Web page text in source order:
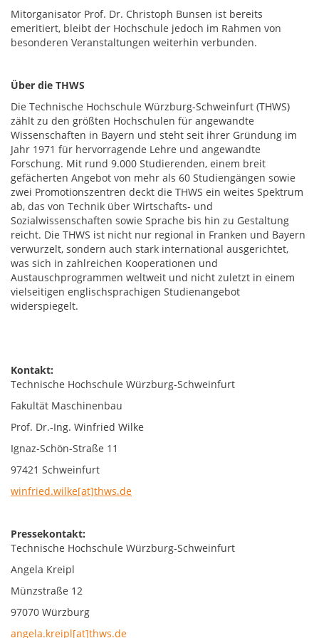
Mitorganisator Prof. Dr. Christoph Bunsen ist bereits
emeritiert, bleibt der Hochschule jedoch im Rahmen von
besonderen Veranstaltungen weiterhin verbunden.
Über die THWS
Die Technische Hochschule Würzburg-Schweinfurt (THWS)
zählt zu den größten Hochschulen für angewandte
Wissenschaften in Bayern und steht seit ihrer Gründung im
Jahr 1971 für hervorragende Lehre und angewandte
Forschung. Mit rund 9.000 Studierenden, einem breit
gefächerten Angebot von mehr als 60 Studiengängen sowie
zwei Promotionszentren deckt die THWS ein weites Spektrum
ab, das von Technik über Wirtschafts- und
Sozialwissenschaften sowie Sprache bis hin zu Gestaltung
reicht. Die THWS ist nicht nur regional in Franken und Bayern
verwurzelt, sondern auch stark international ausgerichtet,
was sich in zahlreichen Kooperationen und
Austauschprogrammen weltweit und nicht zuletzt in einem
vielseitigen englischsprachigen Studienangebot
widerspiegelt.
Kontakt:
Technische Hochschule Würzburg-Schweinfurt
Fakultät Maschinenbau
Prof. Dr.-Ing. Winfried Wilke
Ignaz-Schön-Straße 11
97421 Schweinfurt
winfried.wilke[at]thws.de
Pressekontakt:
Technische Hochschule Würzburg-Schweinfurt
Angela Kreipl
Münzstraße 12
97070 Würzburg
angela.kreipl[at]thws.de